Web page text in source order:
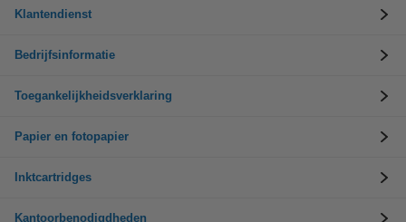
Klantendienst
Bedrijfsinformatie
Toegankelijkheidsverklaring
Papier en fotopapier
Inktcartridges
Kantoorbenodigdheden